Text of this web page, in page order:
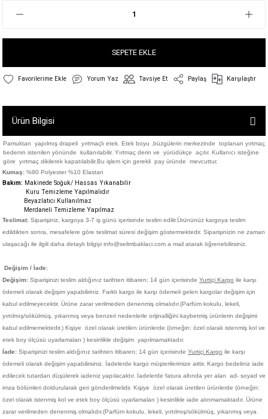
SEPETE EKLE
Yorum Yaz Tavsiye Et Paylaş Karşılaştır
Ürün Bilgisi
Pamuktan yapılmış drapeli yırtmaçlı etek. Etek boyu ,büzgülerin merkezinde toplanan yırtmaç
bedenin istenilen yönünde kullanılabilir. Yırtmaç derin ve yürüdükçe açılır. Kullanıcı isteğine
göre yırtmaç dikilerek kapatılabilir.Bu işlem için gerekli pay üründe mevcuttur.
Kumaş: %90 Polyester %10 Elastan
Bakım: Makinede Soğuk/ Hassas Yıkanabilir
Kuru Temizleme Yapılmalıdır
Beyazlatıcı Kullanılmaz
Merdaneli Temizleme Yapılmaz
Teslimat; Siparişiniz, kargoya 3-7 iş günü içerisinde teslim edilir.Ürününüz kargoya teslim
edildikten sonra, mesafelere göre teslimat süresi değişim göstermektedir. Siparişinizin ne zaman
ulaşacağı ile ilgili daha detaylı bilgiyi info@selimbaklaci.com a mail atarak öğrenebilirsiniz.
Değişim / İade;
Değişim: Siparişinizi teslim aldığınız tarihten itibaren; 14 gün içerisinde Yurtiçi Kargo ile karşı
ödemeli olarak değişim yapabiliriniz. Farklı kargo ile karşı ödemeli gelen kargolar değişim için
kabul edilmeyecektir. Ürüne zarar verilmeden denenmiş olmalıdır.(Parfüm kokulu, lekeli,
yırtılmış/sökülmüş, yıkanmış veya benzeri nedenlerle orijinalliğini kaybetmiş ürünlerin değişimi
kabul edilmemektedir.) Kişiye
özel olarak üretilen ürünlerde (örneğin: özel olarak istenmiş kol ve
etek boy ölçüsü uyarlamaları ) kesinlikle değişim yapılmamaktadır.
İade: Siparişinizi teslim aldığınız tarihten itibaren; 14 gün içerisinde Yurtiçi Kargo ile karşı
ödemeli olarak değişim yapabilirsiniz. İadelerde kargo müşterilerimize aittir. Kargo bedeliniz iade
edilecek tutardan düşülerek iadeniz yapılacaktır. İadelerde fatura altında yer alan ad- soyad ve
imza bölümleri doldurularak geri gönderilmelidir. Kişiye
özel olarak üretilen ürünlerde (örneğin:
özel olarak istenmiş kol ve etek boy ölçüsü uyarlamaları ) kesinlikle iade alınmamaktadır. Ürüne
zarar verilmeden denenmiş olmalıdır.(Parfüm kokulu, lekeli, yırtılmış/sökülmüş, yıkanmış veya